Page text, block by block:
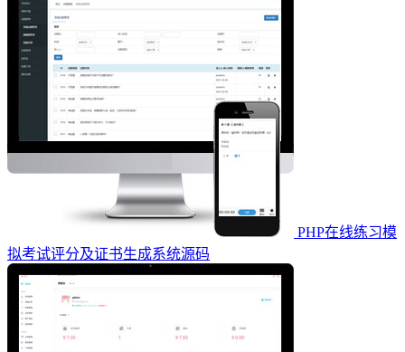
PHP在线练习模
拟考试评分及证书生成系统源码